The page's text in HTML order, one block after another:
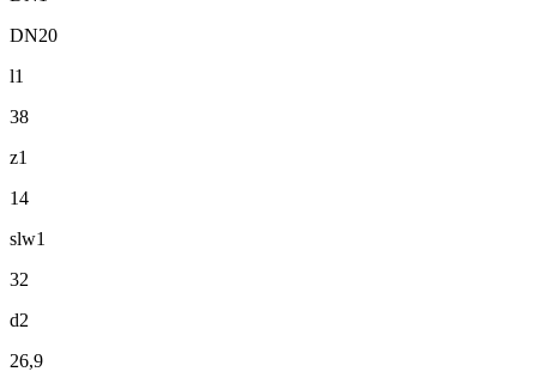
DN20
l1
38
z1
14
slw1
32
d2
26,9